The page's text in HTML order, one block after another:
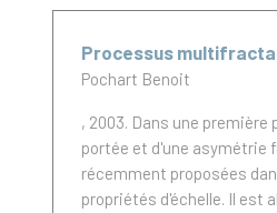
Processus
Pochart Benoit
, 2003. Dans une
portée et d'une
récemment proposées
propriétés d'échelle. Il est